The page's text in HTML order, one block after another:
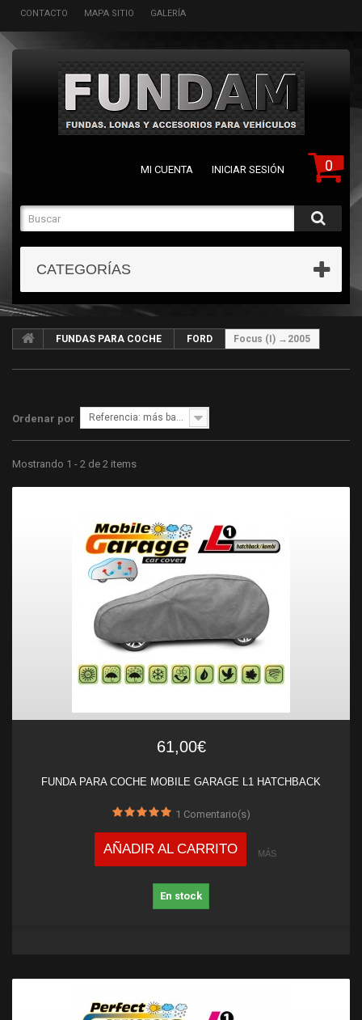
CONTACTO MAPA SITIO GALERÍA
0
MI CUENTA INICIAR SESIÓN
CATEGORÍAS
FUNDAS PARA COCHE FORD Focus (I) →2005
Ordenar por Referencia: más bajo primero
Mostrando 1 - 2 de 2 items
61,00€
FUNDA PARA COCHE MOBILE GARAGE L1 HATCHBACK
1 Comentario(s)
AÑADIR AL CARRITO MÁS
En stock